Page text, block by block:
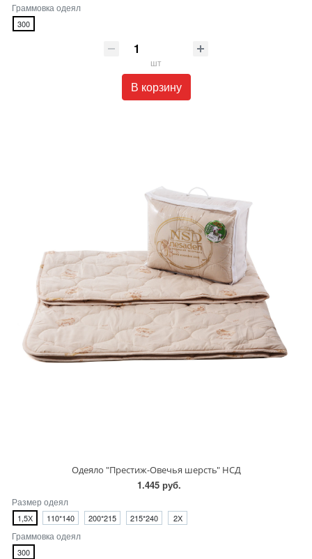
Граммовка одеял
300
шт
В корзину
Одеяло "Престиж-Овечья шерсть" НСД
1.445 руб.
Размер одеял
1,5Х 110*140 200*215 215*240 2Х
Граммовка одеял
300